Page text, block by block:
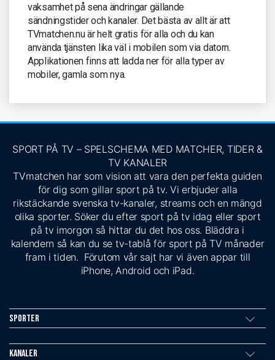
vaksamhet på sena ändringar gällande
sändningstider och kanaler. Det bästa av allt är att
TVmatchen.nu är helt gratis för alla och du kan
använda tjänsten lika väl i mobilen som via datorn.
Applikationen finns att ladda ner för alla typer av
mobiler, gamla som nya.
SPORT PÅ TV – SPELSCHEMA MED MATCHER, TIDER &
TV KANALER
TVmatchen har som vision att vara den perfekta guiden
för dig som gillar sport på tv. Vi erbjuder alla
rikstäckande svenska tv-kanaler, streams och en mängd
olika sporter. Söker du efter sport på tv idag eller sport
på tv imorgon så hittar du det hos oss. Bläddra i
kalendern så kan du se tv-tablå för sport på TV månader
fram i tiden. Förutom vår sajt har vi även appar till
iPhone, Android och iPad.
Sporter
Kanaler